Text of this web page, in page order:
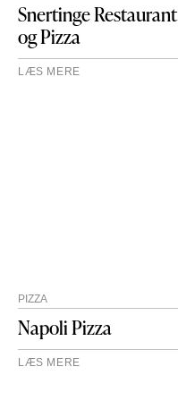
Snertinge Restaurant
og Pizza
LÆS MERE
PIZZA
Napoli Pizza
LÆS MERE